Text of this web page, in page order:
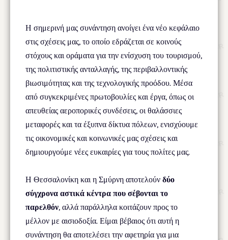
Η σημερινή μας συνάντηση ανοίγει ένα νέο κεφάλαιο
στις σχέσεις μας, το οποίο εδράζεται σε κοινούς
στόχους και οράματα για την ενίσχυση του τουρισμού,
της πολιτιστικής ανταλλαγής, της περιβαλλοντικής
βιωσιμότητας και της τεχνολογικής προόδου. Μέσα
από συγκεκριμένες πρωτοβουλίες και έργα, όπως οι
απευθείας αεροπορικές συνδέσεις, οι θαλάσσιες
μεταφορές και τα έξυπνα δίκτυα πόλεων, ενισχύουμε
τις οικονομικές και κοινωνικές μας σχέσεις και
δημιουργούμε νέες ευκαιρίες για τους πολίτες μας.
Η Θεσσαλονίκη και η Σμύρνη αποτελούν δύο
σύγχρονα αστικά κέντρα που σέβονται το
παρελθόν, αλλά παράλληλα κοιτάζουν προς το
μέλλον με αισιοδοξία. Είμαι βέβαιος ότι αυτή η
συνάντηση θα αποτελέσει την αφετηρία για μια